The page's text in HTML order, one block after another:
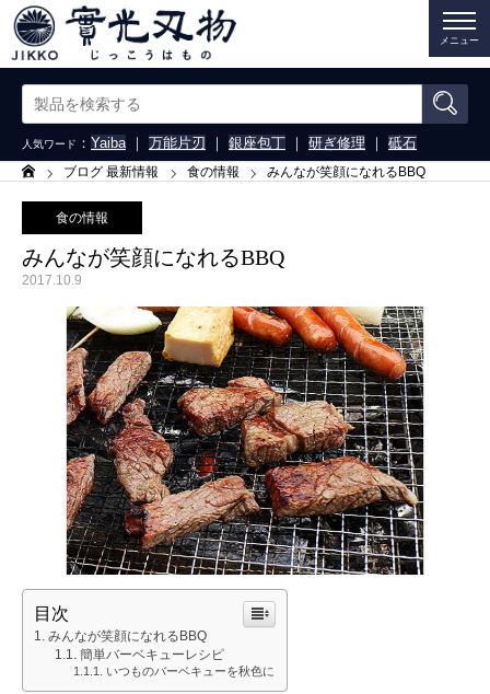
メニュー
人気ワード ： Yaiba｜ 万能片刃 ｜ 銀座包丁 ｜ 研ぎ修理 ｜ 砥石
ーム ブログ 最新情報 食の情報 みんなが笑顔になれるBBQ
食の情報
みんなが笑顔になれるBBQ
2017.10.9
目次
みんなが笑顔になれるBBQ
簡単バーベキューレシピ
いつものバーベキューを秋色に